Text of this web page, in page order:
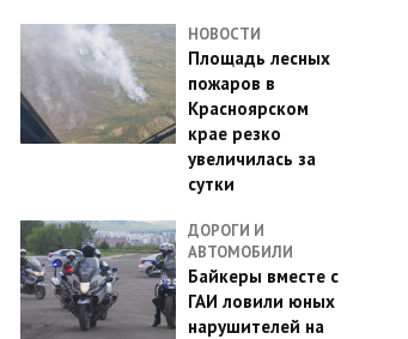
НОВОСТИ
Площадь лесных
пожаров в
Красноярском
крае резко
увеличилась за
сутки
ДОРОГИ И
АВТОМОБИЛИ
Байкеры вместе с
ГАИ ловили юных
нарушителей на